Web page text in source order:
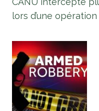
lors d’une opération